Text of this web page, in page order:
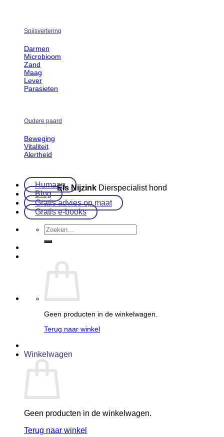
Spijsvertering
Darmen
Microbioom
Zand
Maag
Lever
Parasieten
Oudere paard
Beweging
Vitaliteit
Alertheid
Humaan
Blog
Gratis advies op maat
Gratis e-books
Zoeken
naar:
Geen producten in de winkelwagen.
Terug naar winkel
Winkelwagen
Geen producten in de winkelwagen.
Terug naar winkel
Els Nijzink Dierspecialist hond